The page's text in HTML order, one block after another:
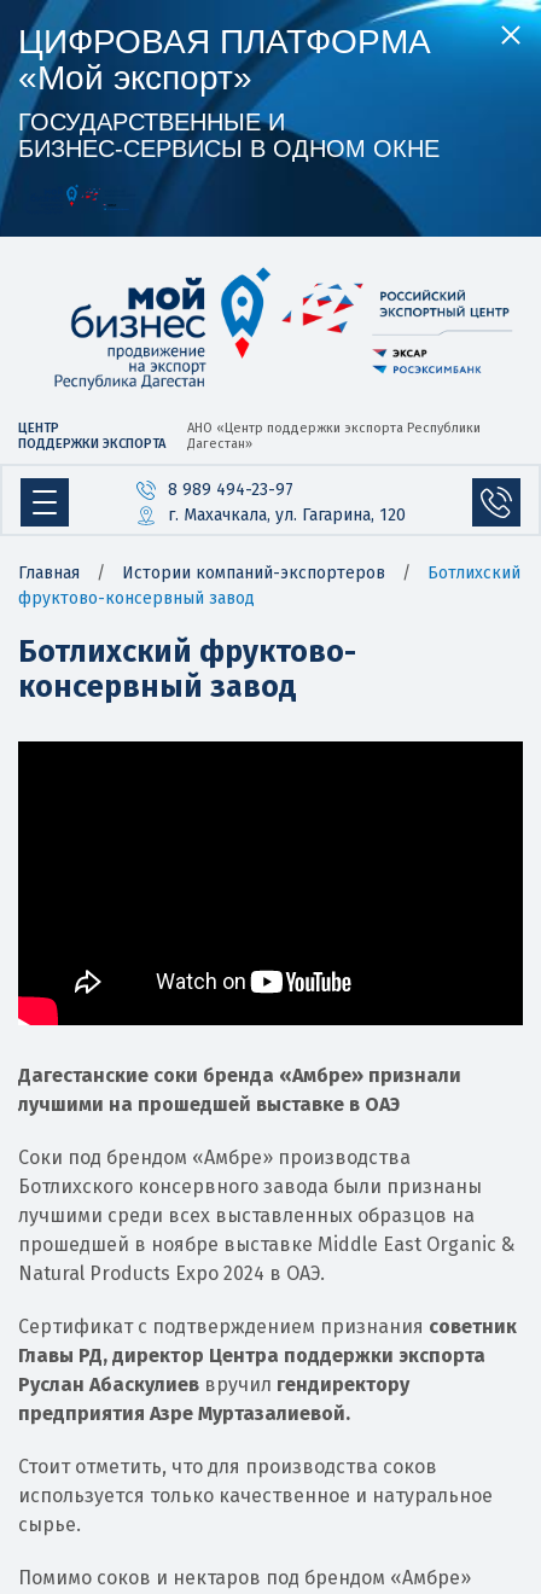
ЦИФРОВАЯ ПЛАТФОРМА
«Мой экспорт»
ГОСУДАРСТВЕННЫЕ И
БИЗНЕС‑СЕРВИСЫ В ОДНОМ ОКНЕ
ЦЕНТР
ПОДДЕРЖКИ ЭКСПОРТА
АНО «Центр поддержки экспорта Республики
Дагестан»
8 989 494-23-97
г. Махачкала, ул. Гагарина, 120
Главная / Истории компаний-экспортеров /
Ботлихский
фруктово-консервный завод
Ботлихский фруктово-
консервный завод
Дагестанские соки бренда «Амбре» признали
лучшими на прошедшей выставке в ОАЭ
Соки под брендом «Амбре» производства
Ботлихского консервного завода были признаны
лучшими среди всех выставленных образцов на
прошедшей в ноябре выставке Middle East Organic &
Natural Products Expo 2024 в ОАЭ.
Сертификат с подтверждением признания советник
Главы РД, директор Центра поддержки экспорта
Руслан Абаскулиев вручил гендиректору
предприятия Азре Муртазалиевой.
Стоит отметить, что для производства соков
используется только качественное и натуральное
сырье.
Помимо соков и нектаров под брендом «Амбре»